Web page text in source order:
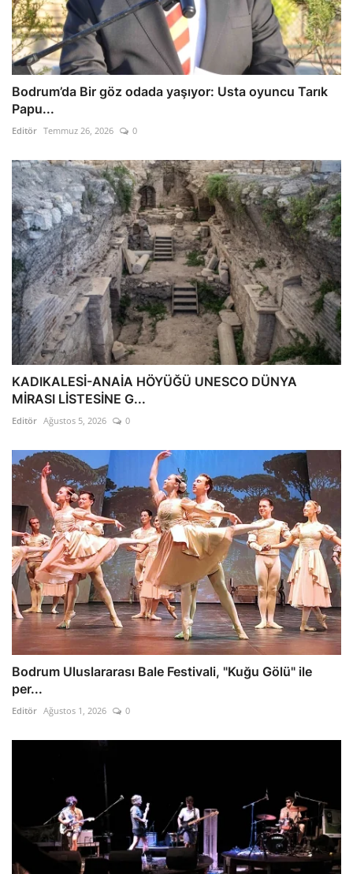
Bodrum’da Bir göz odada yaşıyor: Usta oyuncu Tarık
Papu...
Editör Temmuz 26, 2026 0
KADIKALESİ-ANAİA HÖYÜĞÜ UNESCO DÜNYA
MİRASI LİSTESİNE G...
Editör Ağustos 5, 2026 0
Bodrum Uluslararası Bale Festivali, "Kuğu Gölü" ile
per...
Editör Ağustos 1, 2026 0